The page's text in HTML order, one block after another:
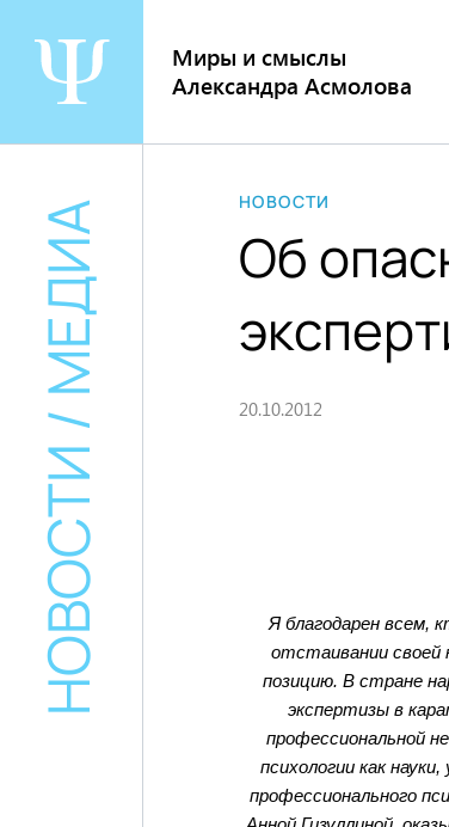
содержанию
Миры и смыслы
Александра Асмолова
НОВОСТИ / МЕДИА НОВОСТИ
Об
20.10.2012
Я благодарен всем,
отстаивании своей
позицию. В стране
экспертизы в
профессиональной
психологии как
профессионального